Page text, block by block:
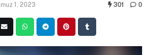
1, 2023 301 0